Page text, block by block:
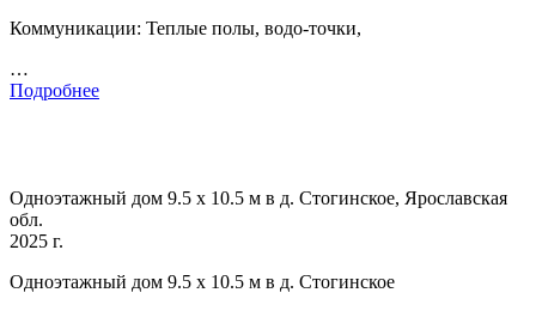
Коммуникации: Теплые полы, водо-точки,
…
Подробнее
Одноэтажный дом 9.5 х 10.5 м в д. Стогинское, Ярославская
обл.
2025 г.
Одноэтажный дом 9.5 х 10.5 м в д. Стогинское